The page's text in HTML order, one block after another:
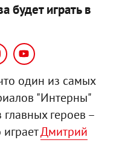
будет играть в
один из самых
"Интерны"
героев –
Дмитрий